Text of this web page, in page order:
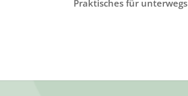
Praktisches für unterwegs